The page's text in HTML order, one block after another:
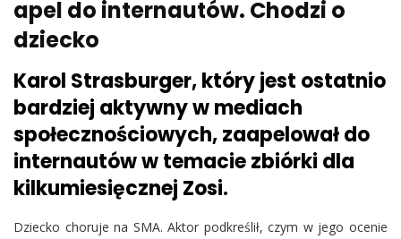
apel do internautów. Chodzi o
dziecko
Karol Strasburger, który jest ostatnio
bardziej aktywny w mediach
społecznościowych, zaapelował do
internautów w temacie zbiórki dla
kilkumiesięcznej Zosi.
Dziecko choruje na SMA. Aktor podkreślił, czym w jego ocenie